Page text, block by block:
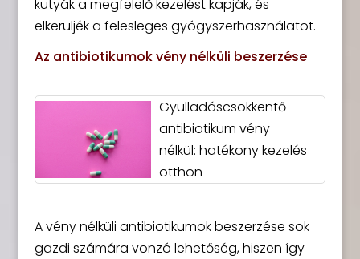
kutyák a megfelelő kezelést kapják, és
elkerüljék a felesleges gyógyszerhasználatot.
Az antibiotikumok vény nélküli beszerzése
Gyulladáscsökkentő
antibiotikum vény
nélkül: hatékony kezelés
otthon
A vény nélküli antibiotikumok beszerzése sok
gazdi számára vonzó lehetőség, hiszen így